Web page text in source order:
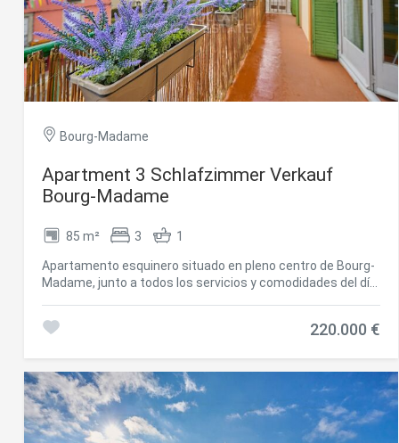
completo adicional. Este fantástico apartamento se
completa con una plaza de parking y un práctico trastero.
#ref:CBG2164
Bourg-Madame
Apartment 3 Schlafzimmer Verkauf
Bourg-Madame
85 m² 3 1
Apartamento esquinero situado en pleno centro de Bourg-
Madame, junto a todos los servicios y comodidades del día
para disfrutar de luz natural durante todo el día. La cocina
que aporta una excelente ventilación y luminosidad, y un
baño completo. Gracias a su ubicación y condición de
esquinero, el apartamento ofrece una sensación de
amplitud y confort difícil de encontrar en el centro. Una
220.000 €